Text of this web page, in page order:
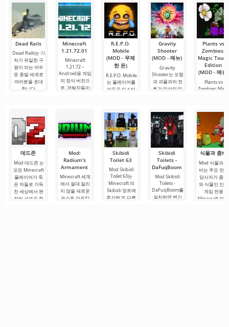
사용자에게 무
료 버전은 모든
편집 요구를
있는 서비스 중
하나입니다. 이
곳에는 최신 미
디어 제품뿐만
아니라
에 달려 있습니
다. 복잡한
루를 시작하거
나 힘든 하루를.
시작할 수
Dead Rails
Dead Rails는 기
차가 유일한 구
원이 되는 어두
운 종말 세계로
여러분을 초대
합니다.
Minecraft
1.21.72.01
Minecraft
1.21.72 –
Android용 게임
의 정식 버전으
로, 개발자들이
R.E.P.O.
Mobile
(MOD - 무제
한 돈)
R.E.P.O. Mobile
는 플레이어를
어두운 미스터
는
Gravity
Shooter
(MOD - 메뉴)
Gravity
Shooter는 모험
과 괴물과의 전
투가 일상의 일
Plants vs
Zombies:
Magic Touch
Edition
(MOD - 메뉴)
Plants vs
Zombies:
데드존
Mod 데드존 는
모든 Minecraft
플레이어가 죽
은 자들로 가득
찬 세상에서 완
전히 새로운 형
Mod:
Radium's
Armament
Minecraft 세계
에서 절대 질리
지 않을 새로운
포스트 아포칼
Skibidi
Toilet 63
Mod Skibidi
Toilet 63는
Minecraft 의
Skibidi 장르에
추가된 또 다른
Skibidi
Toilets -
DaFuqBoom
Mod Skibidi
Toilets -
DaFuqBoom를
설치하면 변기
식물과 좀비
Mod 식물과 좀
비는 주요 전쟁
당사자가 좀비
와 식물인 인기
게임 전용
Minecraft 의